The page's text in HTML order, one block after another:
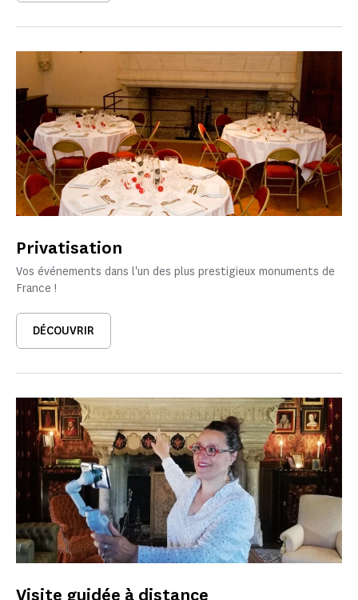
Privatisation
Vos événements dans l'un des plus prestigieux monuments de
France !
DÉCOUVRIR
Visite guidée à distance